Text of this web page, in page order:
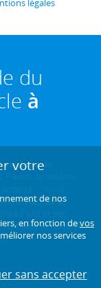
légales
du
à
de
Pièces de théâtre,
: vous
de la
à Paris et ses
fiable et complet.
votre
de nos
en fonction devos
nos services
sans accepter